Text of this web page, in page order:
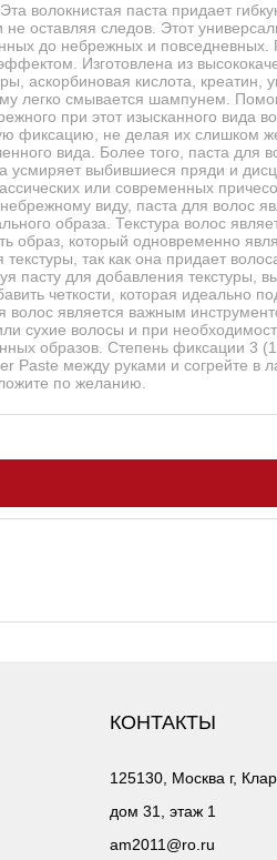
волокнистая паста придает
оставляя следов. Этот
до небрежных и повседневных.
Изготовлена из
аскорбиновая кислота, креатин,
легко смывается шампунем.
при этот изысканного вида
фиксацию, не делая их слишком
вида. Более того, паста для
усмиряет выбившиеся пряди и
или современных
виду, паста для волос
образа. Текстура волос
образ, который одновременно
так как она придает
пасту для добавления текстуры,
четкости, которая идеально
является важным
сухие волосы и при
образов. Степень фиксации 3
Paste между руками и согрейте в
по желанию.
КОНТАКТЫ
125130, Москва г,
дом 31, этаж 1
am2011@ro.ru